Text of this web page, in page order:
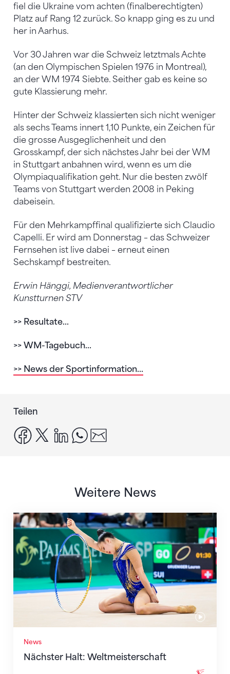
fiel die Ukraine vom achten (finalberechtigten)
Platz auf Rang 12 zurück. So knapp ging es zu und
her in Aarhus.
Vor 30 Jahren war die Schweiz letztmals Achte
(an den Olympischen Spielen 1976 in Montreal),
an der WM 1974 Siebte. Seither gab es keine so
gute Klassierung mehr.
Hinter der Schweiz klassierten sich nicht weniger
als sechs Teams innert 1,10 Punkte, ein Zeichen für
die grosse Ausgeglichenheit und den
Grosskampf, der sich nächstes Jahr bei der WM
in Stuttgart anbahnen wird, wenn es um die
Olympiaqualifikation geht. Nur die besten zwölf
Teams von Stuttgart werden 2008 in Peking
dabeisein.
Für den Mehrkampffinal qualifizierte sich Claudio
Capelli. Er wird am Donnerstag – das Schweizer
Fernsehen ist live dabei – erneut einen
Sechskampf bestreiten.
Erwin Hänggi, Medienverantwortlicher
Kunstturnen STV
>> Resultate...
>> WM-Tagebuch...
>> News der Sportinformation...
Teilen
facebook
x linkedinwhatsapp
Weitere News
News
Nächster Halt: Weltmeisterschaft
Nächster Halt: Weltmeisterschaft